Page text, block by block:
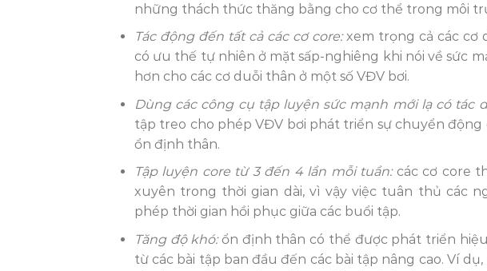
những thách thức thăng bằng cho cơ thể trong môi
Tác động đến tất cả các cơ core:xem trọng cả các cơ
có ưu thế tự nhiên ở mặt sấp-nghiêng khi nói về sức
hơn cho các cơ duỗi thân ở một số VĐV bơi.
Dùng các công cụ tập luyện sức mạnh mới lạ có tác
tập treo cho phép VĐV bơi phát triển sự chuyển
ổn định thân.
Tập luyện core từ 3 đến 4 lần mỗi tuần:các cơ core
xuyên trong thời gian dài, vì vậy việc tuân thủ các
phép thời gian hồi phục giữa các buổi tập.
Tăng độ khó:ổn định thân có thể được phát triển
từ các bài tập ban đầu đến các bài tập nâng cao. Ví